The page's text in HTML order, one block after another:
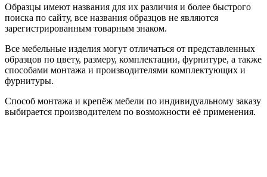
Образцы имеют названия для их различия и более быстрого
поиска по сайту, все названия образцов не являются
зарегистрированным товарным знаком.
Все мебельные изделия могут отличаться от представленных
образцов по цвету, размеру, комплектации, фурнитуре, а также
способами монтажа и производителями комплектующих и
фурнитуры.
Способ монтажа и крепёж мебели по индивидуальному заказу
выбирается производителем по возможности её применения.